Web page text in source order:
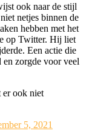
ook naar de stijl
netjes binnen de
hebben met het
op Twitter. Hij liet
Een actie die
zorgde voor veel
ook niet
5, 2021